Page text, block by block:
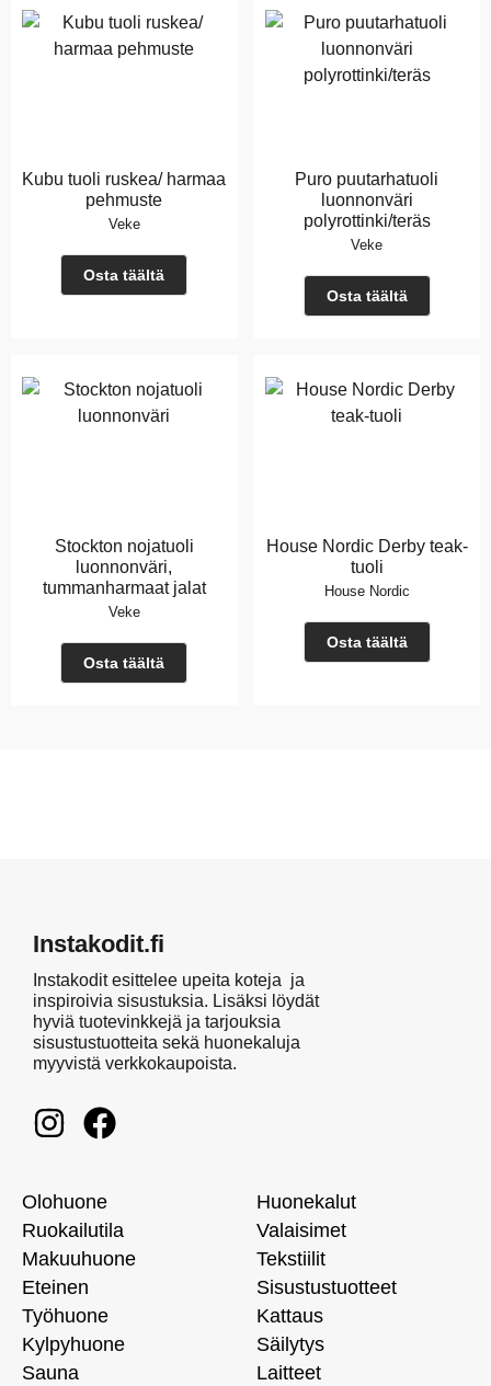
Kubu tuoli ruskea/ harmaa
pehmuste
Veke
Osta täältä
Puro puutarhatuoli
luonnonväri
polyrottinki/teräs
Veke
Osta täältä
Stockton nojatuoli
luonnonväri,
tummanharmaat jalat
Veke
Osta täältä
House Nordic Derby teak-
tuoli
House Nordic
Osta täältä
Instakodit.fi
Instakodit esittelee upeita koteja ja
inspiroivia sisustuksia. Lisäksi löydät
hyviä tuotevinkkejä ja tarjouksia
sisustustuotteita sekä huonekaluja
myyvistä verkkokaupoista.
Olohuone
Ruokailutila
Makuuhuone
Eteinen
Työhuone
Kylpyhuone
Sauna
Huonekalut
Valaisimet
Tekstiilit
Sisustustuotteet
Kattaus
Säilytys
Laitteet